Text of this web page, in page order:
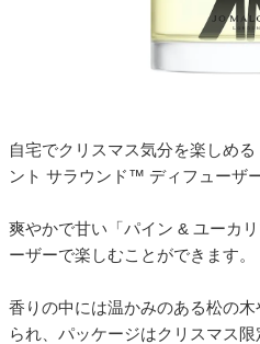
自宅でクリスマス気分を楽しめ
ント サラウンド™ ディフューザー
爽やかで甘い「パイン & ユーカ
ーザーで楽しむことができます。
香りの中には温かみのある松の
られ、パッケージはクリスマス限